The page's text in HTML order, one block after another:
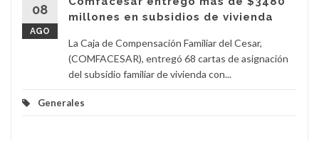
08
AGO
millones en subsidios de vivienda
La Caja de Compensación Familiar del Cesar,
(COMFACESAR), entregó 68 cartas de asignación
del subsidio familiar de vivienda con...
Generales